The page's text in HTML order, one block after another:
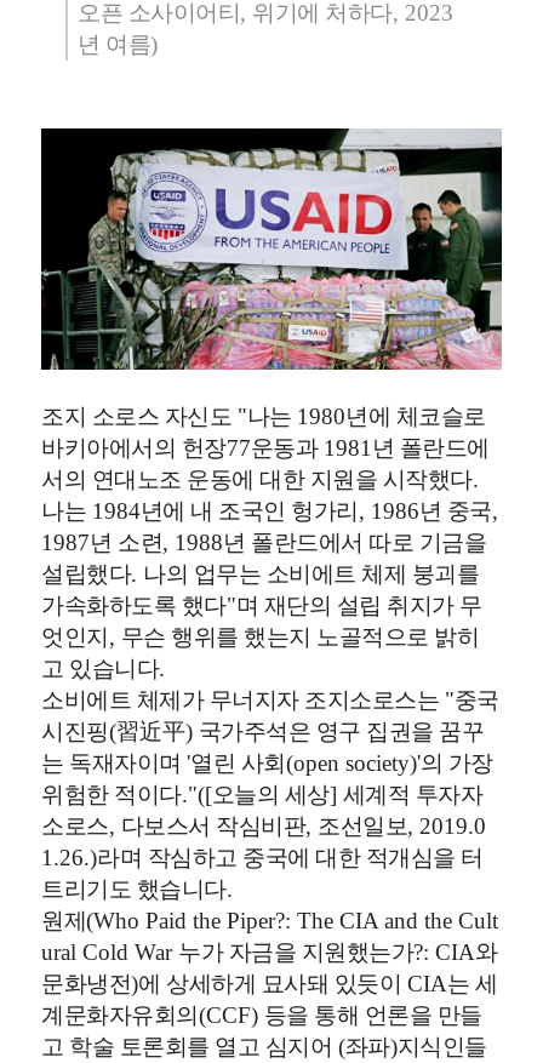
오픈 소사이어티 , 위기에 처하다, 2023
년 여름)
조지 소로스 자신도 "나는 1980년에 체코슬로
바키아에서의 헌장77운동과 1981년 폴란드에
서의 연대노조 운동에 대한 지원을 시작했다.
나는 1984년에 내 조국인 헝가리 , 1986년 중국,
1987년 소련, 1988년 폴란드에서 따로 기금을
설립했다. 나의 업무는 소비에트 체제 붕괴를
가속화하도록 했다"며 재단의 설립 취지가 무
엇인지 , 무슨 행위를 했는지 노골적으로 밝히
고 있습니다.
소비에트 체제가 무너지자 조지소로스는 "중국
시진핑(習近平) 국가주석은 영구 집권을 꿈꾸
는 독재자이며'열린 사회 (open society)'의 가장
위험한 적이다."([오늘의 세상] 세계적 투자자
소로스, 다보스서 작심비판, 조선일보, 2019.0
1.26.)라며 작심하고 중국에 대한 적개심을 터
트리기도 했습니다.
원제(Who Paid the Piper?: The CIA and the Cult
ural Cold War 누가 자금을 지원했는가?: CIA와
문화냉전)에 상세하게 묘사돼 있듯이 CIA는 세
계문화자유회의 (CCF) 등을 통해 언론을 만들
고 학술 토론회를 열고 심지어 (좌파)지식인들